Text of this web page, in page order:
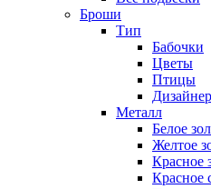
Броши
Тип
Бабочки
Цветы
Птицы
Металл
Белое
Желтое
Красное
Красное